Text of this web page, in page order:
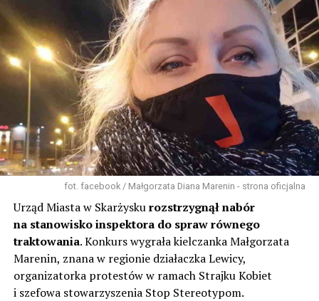
fot. facebook / Małgorzata Diana Marenin - strona oficjalna
Urząd Miasta w Skarżyskurozstrzygnął nabór
na stanowisko inspektora do spraw równego
traktowania. Konkurs wygrała kielczanka Małgorzata
Marenin, znana w regionie działaczka Lewicy,
organizatorka protestów w ramach Strajku Kobiet
i szefowa stowarzyszenia Stop Stereotypom.